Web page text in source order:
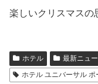
楽しいクリスマスの
ホテル 最新ニュ
ホテル ユニバーサル ポ